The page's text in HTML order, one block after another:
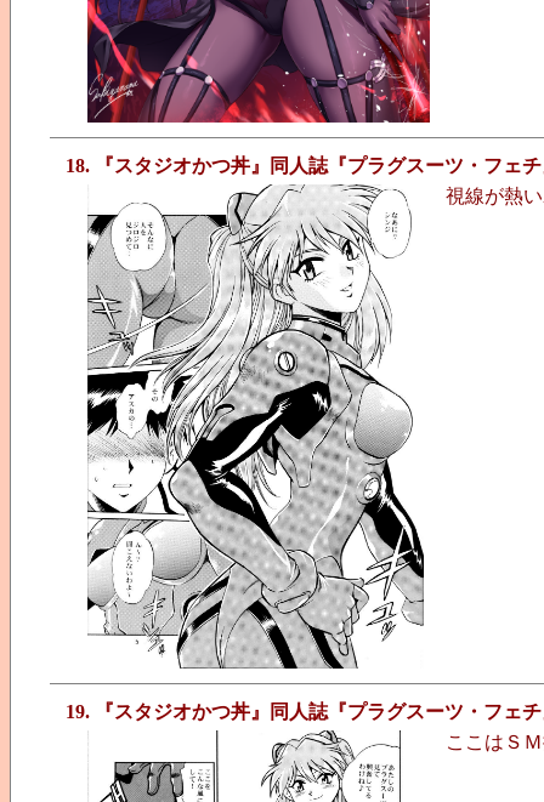
18. 『スタジオかつ丼』同人誌『プラグスーツ・フェ
視線が熱
19. 『スタジオかつ丼』同人誌『プラグスーツ・フェ
ここはＳ